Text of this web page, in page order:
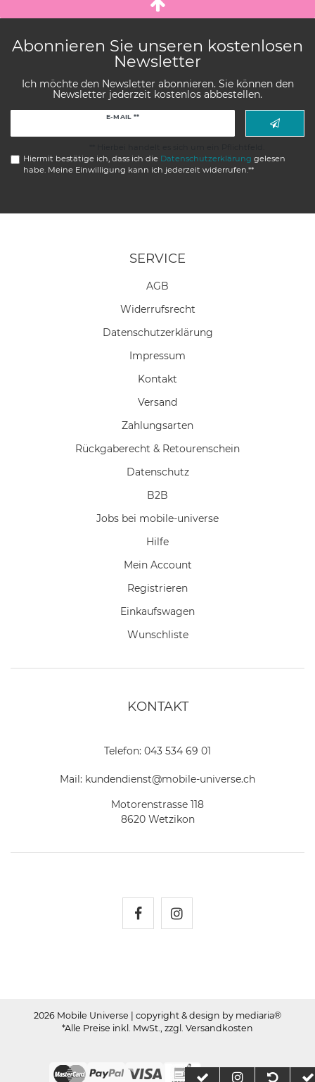
Abonnieren Sie unseren kostenlosen
Newsletter
Ich möchte den Newsletter abonnieren. Sie können den
Newsletter jederzeit kostenlos abbestellen.
E-MAIL **
Hiermit bestätige ich, dass ich die Daten­schutz­erklärung gelesen
habe. Meine Einwilligung kann ich jederzeit widerrufen.**
SERVICE
AGB
Widerrufs­recht
Daten­schutz­erklärung
Impressum
Kontakt
Versand
Zahlungsarten
Rückgaberecht & Retourenschein
Datenschutz
B2B
Jobs bei mobile-universe
Hilfe
Mein Account
Registrieren
Einkaufswagen
Wunschliste
KONTAKT
Telefon: 043 534 69 01
Mail: kundendienst@mobile-universe.ch
Motorenstrasse 118
8620 Wetzikon
2026 Mobile Universe | copyright & design by mediaria®
*Alle Preise inkl. MwSt., zzgl. Versandkosten